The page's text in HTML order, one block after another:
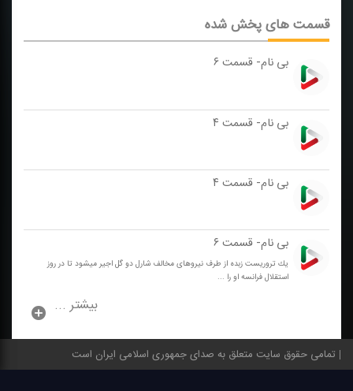
قسمت های پخش شده
بی نام- قسمت ۶
بی نام- قسمت ۴
بی نام- قسمت ۴
بی نام- قسمت ۶
یك تروریست زبده از طرف نیروهای مخالف شارل دو گل اجیر میشود تا در روز
استقلال فرانسه او را ...
بیشتر ...
تمامی حقوق سایت متعلق به صدای جمهوری اسلامی ایران است